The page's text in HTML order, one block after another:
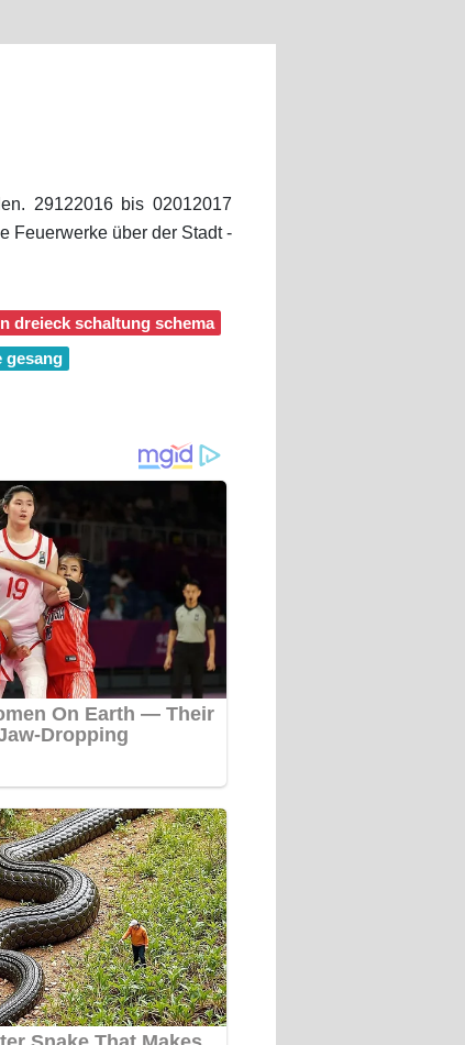
29122016 bis 02012017
Feuerwerke über der Stadt -
dreieck schaltung schema
gesang